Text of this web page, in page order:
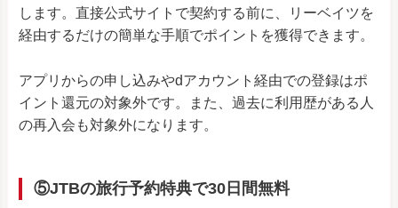
します。直接公式サイトで契約する前に、リーベイツを
経由するだけの簡単な手順でポイントを獲得できます。
アプリからの申し込みやdアカウント経由での登録はポ
イント還元の対象外です。また、過去に利用歴がある人
の再入会も対象外になります。
⑤JTBの旅行予約特典で30日間無料